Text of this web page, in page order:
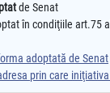
de Senat
în condiţiile art.75
adoptată de Senat
prin care